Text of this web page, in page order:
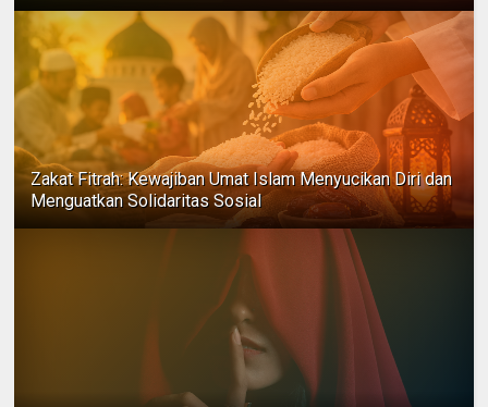
Zakat Fitrah: Kewajiban Umat Islam Menyucikan Diri dan
Menguatkan Solidaritas Sosial